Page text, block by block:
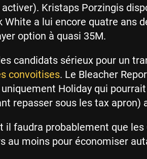
Kristaps Porzingis
White a lui encore quatre ans
option à quasi 35M.
candidats sérieux pour un
convoitises. Le Bleacher
Holiday qui
repasser sous les tax apron)
il faudra probablement que les
au moins pour économiser